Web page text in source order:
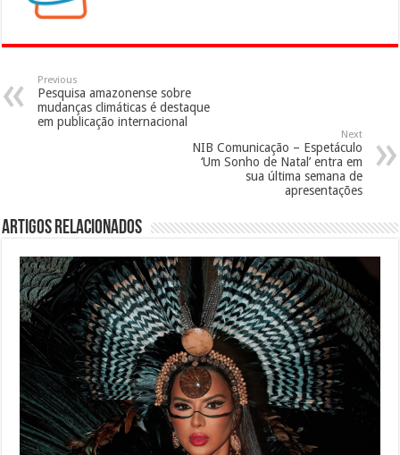
Previous
Pesquisa amazonense sobre
mudanças climáticas é destaque
em publicação internacional
Next
NIB Comunicação – Espetáculo
‘Um Sonho de Natal’ entra em
sua última semana de
apresentações
Artigos Relacionados